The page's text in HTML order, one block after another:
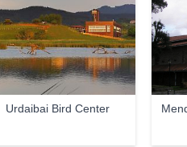
Urdaibai Bird Center